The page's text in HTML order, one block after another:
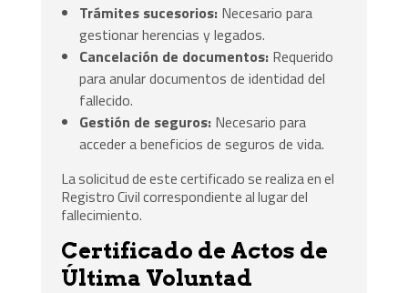
Trámites sucesorios: Necesario para
gestionar herencias y legados.
Cancelación de documentos: Requerido
para anular documentos de identidad del
fallecido.
Gestión de seguros: Necesario para
acceder a beneficios de seguros de vida.
La solicitud de este certificado se realiza en el
Registro Civil correspondiente al lugar del
fallecimiento.
Certificado de Actos de
Última Voluntad